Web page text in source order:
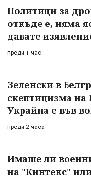
Политици за
откъде е, няма
давате
преди 1 час
Зеленски в
скептицизма на
Украйна е във
преди 2 часа
Имаше ли
на "Кинтекс"